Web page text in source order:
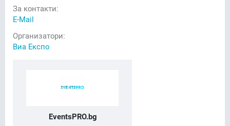
За контакти:
E-Mail
Организатори:
Виа Експо
EventsPRO.bg